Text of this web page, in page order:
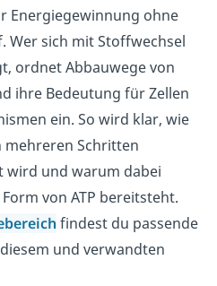
Energiegewinnung ohne
Wer sich mit Stoffwechsel
ordnet Abbauwege von
ihre Bedeutung für Zellen
ein. So wird klar, wie
mehreren Schritten
wird und warum dabei
von ATP bereitsteht.
findest du passende
und verwandten